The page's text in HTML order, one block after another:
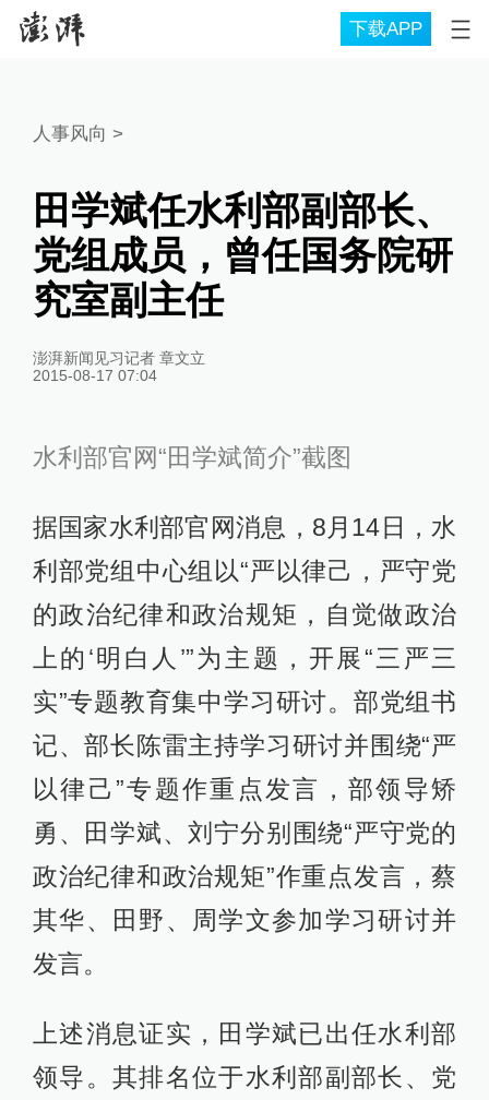
下载APP
人事风向 >
田学斌任水利部副部长、
党组成员，曾任国务院研
究室副主任
澎湃新闻见习记者 章文立
2015-08-17 07:04
水利部官网“田学斌简介”截图
据国家水利部官网消息，8月14日，水
利部党组中心组以“严以律己，严守党
的政治纪律和政治规矩，自觉做政治
上的‘明白人’”为主题，开展“三严三
实”专题教育集中学习研讨。部党组书
记、部长陈雷主持学习研讨并围绕“严
以律己”专题作重点发言，部领导矫
勇、田学斌、刘宁分别围绕“严守党的
政治纪律和政治规矩”作重点发言，蔡
其华、田野、周学文参加学习研讨并
发言。
上述消息证实，田学斌已出任水利部
领导。其排名位于水利部副部长、党